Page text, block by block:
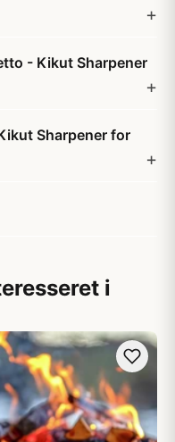
- Kikut Sharpener
Sharpener for
i